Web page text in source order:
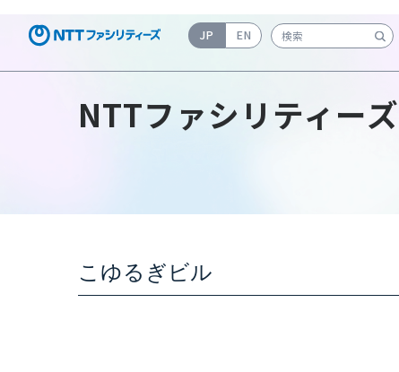
JP EN 検索キーワード入力
NTTファシリティーズ
こゆるぎビル